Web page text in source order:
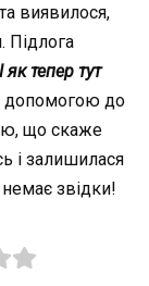
виявилося,
Підлога
І як тепер тут
допомогою до
що скаже
і залишилася
немає звідки!